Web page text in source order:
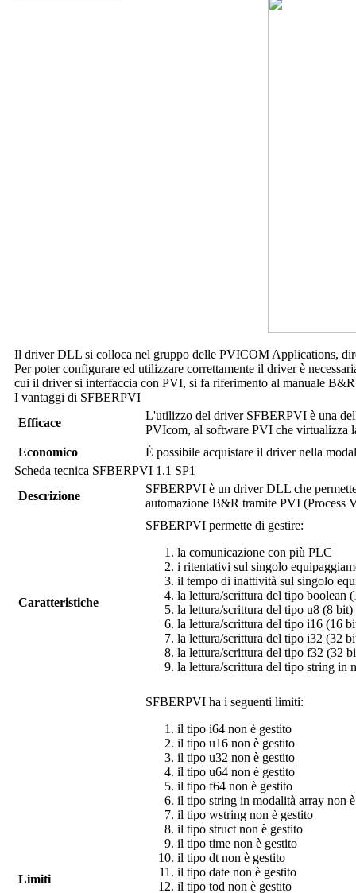
Il driver DLL si colloca nel gruppo delle PVICOM Applications,
Per poter configurare ed utilizzare correttamente il driver è
cui il driver si interfaccia con PVI, si fa riferimento al manuale
I vantaggi di SFBERPVI
Efficace
L'utilizzo del driver SFBERPVI è una
PVIcom, al software PVI che virtualizza
Economico
È possibile acquistare il driver nella
Scheda tecnica SFBERPVI 1.1 SP1
Descrizione
SFBERPVI è un driver DLL che
automazione B&R tramite PVI (Process
Caratteristiche
SFBERPVI permette di gestire:
la comunicazione con più PLC
i ritentativi sul singolo
il tempo di inattività sul singolo
la lettura/scrittura del tipo boolean
la lettura/scrittura del tipo u8 (8
la lettura/scrittura del tipo i16 (16
la lettura/scrittura del tipo i32 (32
la lettura/scrittura del tipo f32 (32
la lettura/scrittura del tipo string in
Limiti
SFBERPVI ha i seguenti limiti:
il tipo i64 non è gestito
il tipo u16 non è gestito
il tipo u32 non è gestito
il tipo u64 non è gestito
il tipo f64 non è gestito
il tipo string in modalità array non
il tipo wstring non è gestito
il tipo struct non è gestito
il tipo time non è gestito
il tipo dt non è gestito
il tipo date non è gestito
il tipo tod non è gestito